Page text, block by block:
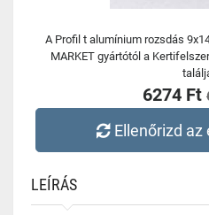
A Profil t alumínium rozsdás
MARKET gyártótól a
6274 Ft
Ellenőrizd
LEÍRÁS